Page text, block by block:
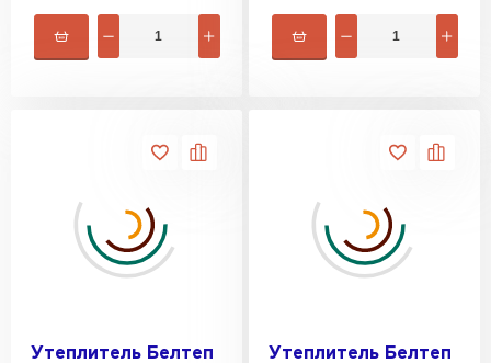
Утеплитель Белтеп
Утеплитель Белтеп